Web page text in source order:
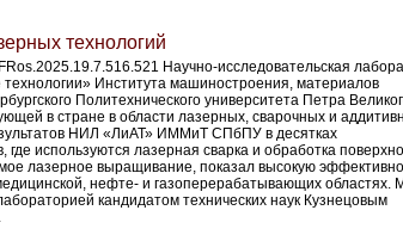
технологий
Научно-­исследовательская
Института машиностроения, материалов
Политехнического университета Петра
в стране в области лазерных, сварочных и
НИЛ «ЛиАТ» ИММиТ СПбПУ в десятках
где используются лазерная сварка и обработка
лазерное выращивание, показал высокую
нефте- и газоперерабатывающих областях.
кандидатом технических наук Кузнецовым